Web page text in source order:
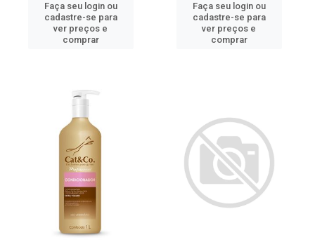
Faça seu login ou
cadastre-se para
ver preços e
comprar
Faça seu login ou
cadastre-se para
ver preços e
comprar